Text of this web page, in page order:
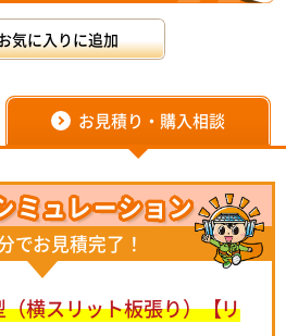
気に入りに追加
お見積り・購入相談
ミュレーション
でお見積完了！
横スリット板張り）【リ